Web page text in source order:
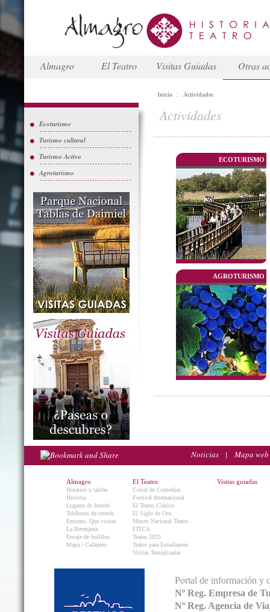
Almagro El Teatro Visitas Guiadas Otras
Ecoturismo
Turismo cultural
Turismo Activo
Agroturismo
Inicio :: Actividades
Actividades
ECOTURISMO
AGROTURISMO
Noticias | Mapa web
Almagro
Horarios y tarifas
Historia
Lugares de Interés
Teléfonos de interés
Entorno. Que visitar.
La Berenjena
Encaje de bolillos
Mapa / Callejero
El Teatro
Corral de Comedias
Festival Internacional
El Teatro Clásico
El Siglo de Oro
Museo Nacional Teatro
FITCA
Teatro 2025
Teatro para Estudiantes
Visitas Teatralizadas
Visitas guiadas
Portal de información y
Nº Reg. Empresa de
Nº Reg. Agencia de